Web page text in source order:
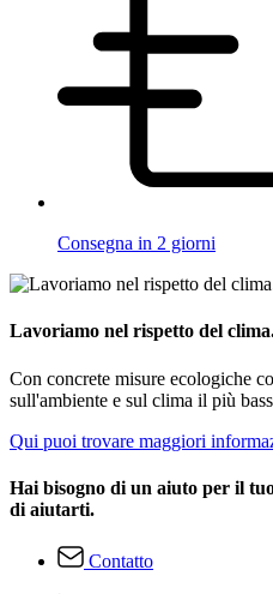
Consegna in 2 giorni
Lavoriamo nel rispetto del
Con concrete misure ecologiche
sull'ambiente e sul clima il più
Qui puoi trovare maggiori
Hai bisogno di un aiuto per il
di aiutarti.
Contatto